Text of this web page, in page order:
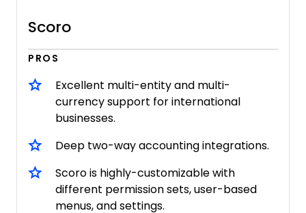
Scoro
PROS
Excellent multi-entity and multi-
currency support for international
businesses.
Deep two-way accounting integrations.
Scoro is highly-customizable with
different permission sets, user-based
menus, and settings.